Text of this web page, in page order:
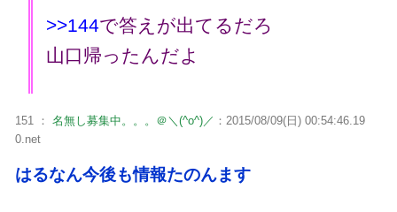
>>144で答えが出てるだろ
山口帰ったんだよ
151 ： 名無し募集中。。。＠＼(^o^)／ ：2015/08/09(日) 00:54:46.19
0.net
はるなん今後も情報たのんます